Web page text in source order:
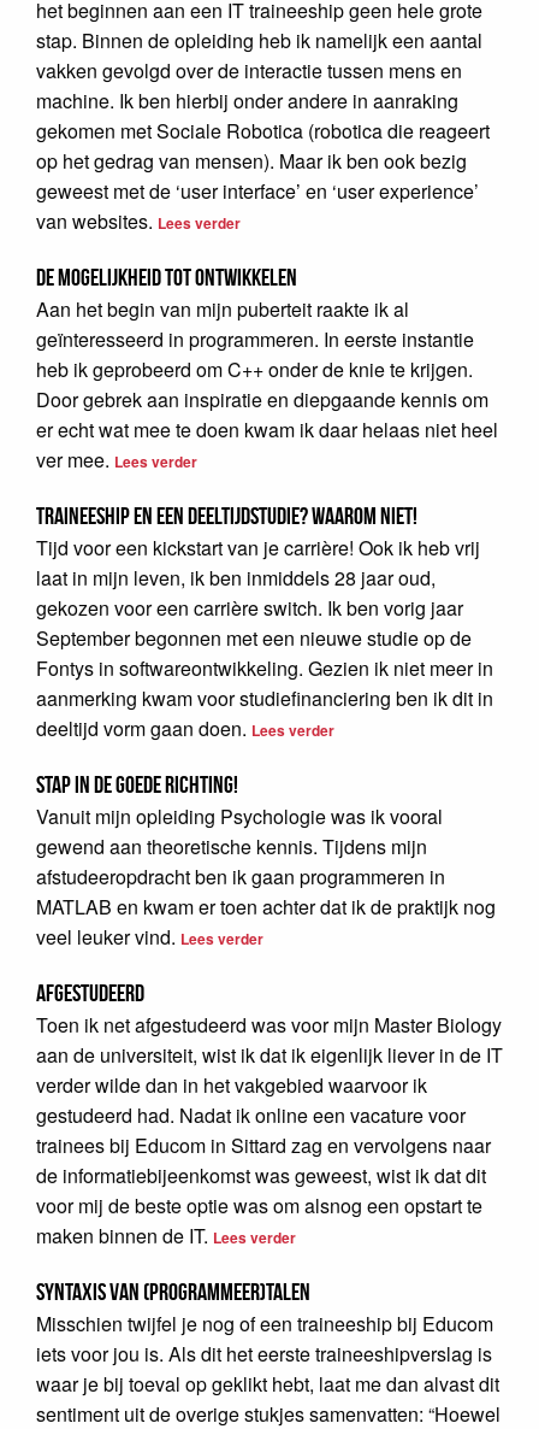
het beginnen aan een IT traineeship geen hele grote
stap. Binnen de opleiding heb ik namelijk een aantal
vakken gevolgd over de interactie tussen mens en
machine. Ik ben hierbij onder andere in aanraking
gekomen met Sociale Robotica (robotica die reageert
op het gedrag van mensen). Maar ik ben ook bezig
geweest met de ‘user interface’ en ‘user experience’
van websites. Lees verder
De mogelijkheid tot ontwikkelen
Aan het begin van mijn puberteit raakte ik al
geïnteresseerd in programmeren. In eerste instantie
heb ik geprobeerd om C++ onder de knie te krijgen.
Door gebrek aan inspiratie en diepgaande kennis om
er echt wat mee te doen kwam ik daar helaas niet heel
ver mee. Lees verder
Traineeship en een deeltijdstudie? Waarom niet!
Tijd voor een kickstart van je carrière! Ook ik heb vrij
laat in mijn leven, ik ben inmiddels 28 jaar oud,
gekozen voor een carrière switch. Ik ben vorig jaar
September begonnen met een nieuwe studie op de
Fontys in softwareontwikkeling. Gezien ik niet meer in
aanmerking kwam voor studiefinanciering ben ik dit in
deeltijd vorm gaan doen. Lees verder
Stap in de goede richting!
Vanuit mijn opleiding Psychologie was ik vooral
gewend aan theoretische kennis. Tijdens mijn
afstudeeropdracht ben ik gaan programmeren in
MATLAB en kwam er toen achter dat ik de praktijk nog
veel leuker vind. Lees verder
Afgestudeerd
Toen ik net afgestudeerd was voor mijn Master Biology
aan de universiteit, wist ik dat ik eigenlijk liever in de IT
verder wilde dan in het vakgebied waarvoor ik
gestudeerd had. Nadat ik online een vacature voor
trainees bij Educom in Sittard zag en vervolgens naar
de informatiebijeenkomst was geweest, wist ik dat dit
voor mij de beste optie was om alsnog een opstart te
maken binnen de IT. Lees verder
Syntaxis van (programmeer)talen
Misschien twijfel je nog of een traineeship bij Educom
iets voor jou is. Als dit het eerste traineeshipverslag is
waar je bij toeval op geklikt hebt, laat me dan alvast dit
sentiment uit de overige stukjes samenvatten: “Hoewel